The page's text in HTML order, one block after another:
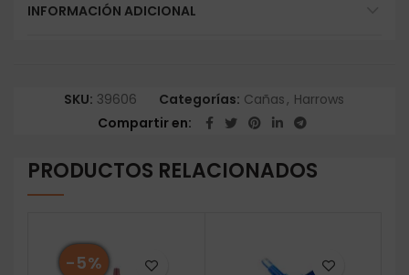
INFORMACIÓN ADICIONAL
SKU: 39606 Categorías: Cañas, Harrows
Compartir en
PRODUCTOS RELACIONADOS
-5%